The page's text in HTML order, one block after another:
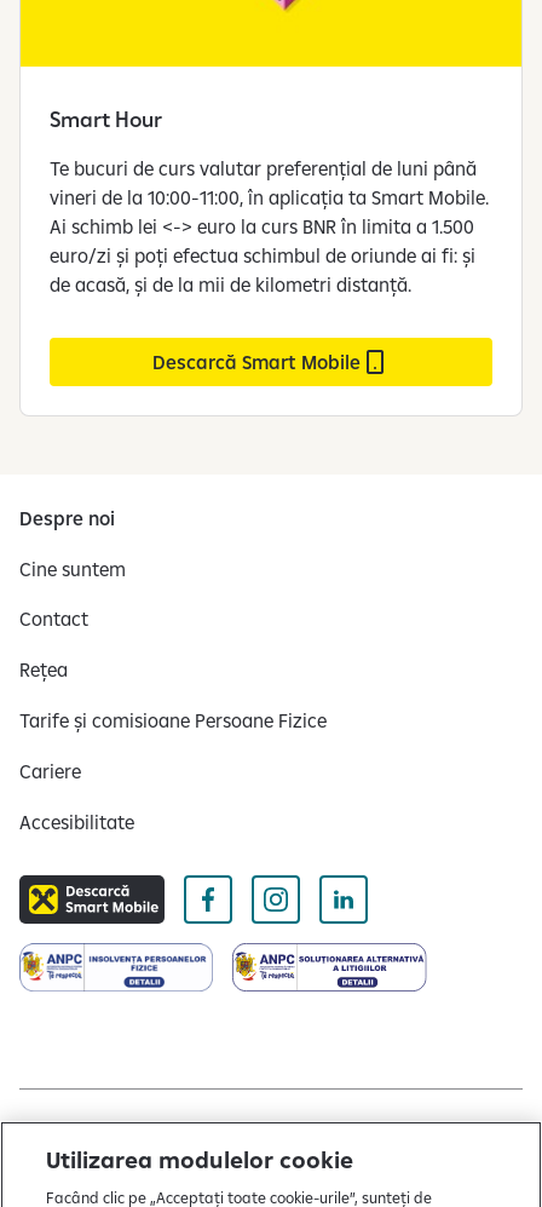
Smart Hour
Te bucuri de curs valutar preferențial de luni până
vineri de la 10:00-11:00, în aplicația ta Smart Mobile.
Ai schimb lei <-> euro la curs BNR în limita a 1.500
euro/zi și poți efectua schimbul de oriunde ai fi: și
de acasă, și de la mii de kilometri distanță.
Descarcă Smart Mobile
Despre noi
Cine suntem
Contact
Rețea
Tarife și comisioane Persoane Fizice
Cariere
Accesibilitate
Termeni și condiții
Utilizarea modulelor cookie
Facând clic pe „Acceptați toate cookie-urile”, sunteți de